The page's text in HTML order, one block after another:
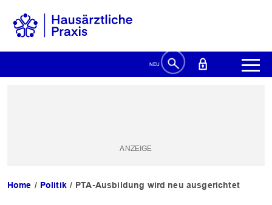
Home Politik PTA-Ausbildung wird neu ausgerichtet